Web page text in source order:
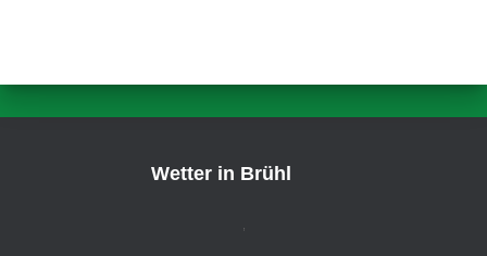
Wetter in Brühl